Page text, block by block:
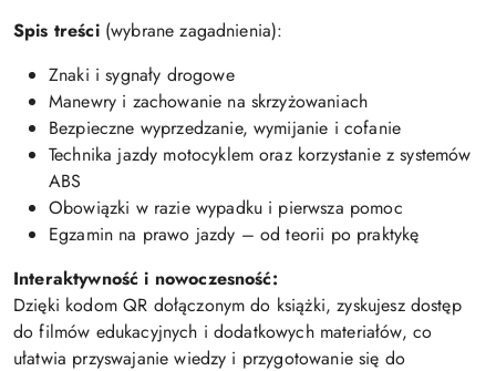
Spis treści(wybrane zagadnienia):
Znaki i sygnały drogowe
Manewry i zachowanie na skrzyżowaniach
Bezpieczne wyprzedzanie, wymijanie i cofanie
Technika jazdy motocyklem oraz korzystanie z systemów
ABS
Obowiązki w razie wypadku i pierwsza pomoc
Egzamin na prawo jazdy – od teorii po praktykę
Interaktywność i nowoczesność:
Dzięki kodom QR dołączonym do książki, zyskujesz dostęp
do filmów edukacyjnych i dodatkowych materiałów, co
ułatwia przyswajanie wiedzy i przygotowanie się do